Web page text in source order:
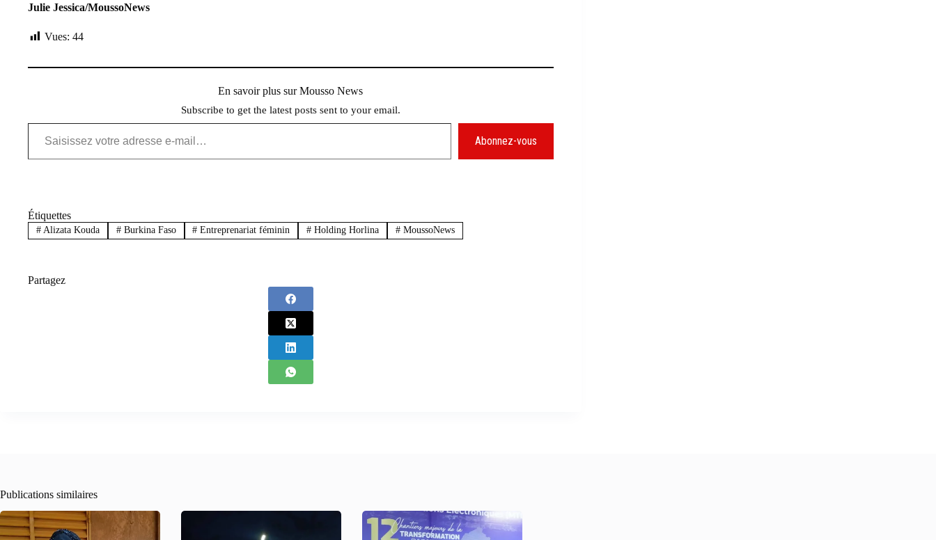
Julie Jessica/MoussoNews
Vues: 44
En savoir plus sur Mousso News
Subscribe to get the latest posts sent to your email.
Saisissez votre adresse e-mail…
Abonnez-vous
Étiquettes
#Alizata Kouda #Burkina Faso # Entreprenariat féminin # Holding Horlina # MoussoNews
Partagez
Publications similaires